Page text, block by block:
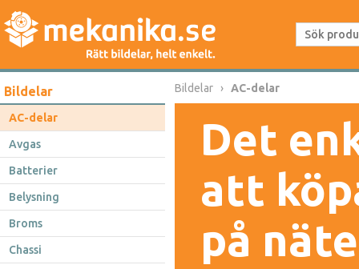
Bildelar
AC-delar
Avgas
Batterier
Belysning
Broms
Chassi
Bildelar AC-delar
Det
att
på